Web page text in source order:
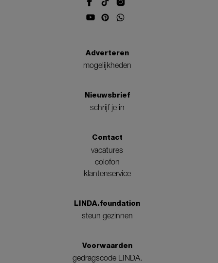
Adverteren
mogelijkheden
Nieuwsbrief
schrijf je in
Contact
vacatures
colofon
klantenservice
LINDA.foundation
steun gezinnen
Voorwaarden
gedragscode LINDA.